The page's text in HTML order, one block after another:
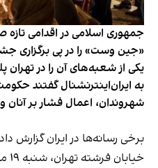
جمهوری اسلامی در اقدامی
«جین وست» را در پی برگزاری
یکی از شعبه‌های آن را در تهران
به ایران‌اینترنشنال گفتند
شهروندان، اعمال فشار بر آنان
برخی رسانه‌ها در ایران گزارش